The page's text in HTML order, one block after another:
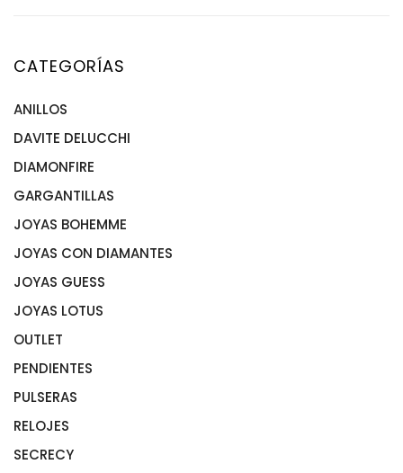
CATEGORÍAS
ANILLOS
ANILLOS ACERO
ANILLOS DE ORO
ANILLOS PLATA
DAVITE DELUCCHI
DIAMONFIRE
GARGANTILLAS
GARGANTILLA ACERO
GARGANTILLAS ORO
GARGANTILLAS PLATA
JOYAS BOHEMME
JOYAS CON DIAMANTES
ANILLOS CON DIAMANTES
GARGANTILLAS CON DIAMANTES
PENDIENTES CON DIAMANTES
PULSERAS CON DIAMANTES
JOYAS GUESS
JOYAS LOTUS
OUTLET
PENDIENTES
PENDIENTES DE ORO
PENDIENTES DE PLATA
PENDIENTES GUESS
PULSERAS
PULSERAS DE ORO
PULSERAS LOTUS ACERO
RELOJES
RELOJES FESTINA
SECRECY